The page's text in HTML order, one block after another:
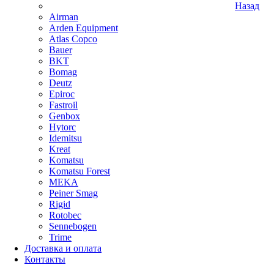
Назад
Airman
Arden Equipment
Atlas Сopco
Bauer
BKT
Bomag
Deutz
Epiroc
Fastroil
Genbox
Hytorc
Idemitsu
Kreat
Komatsu
Komatsu Forest
MEKA
Peiner Smag
Rigid
Rotobec
Sennebogen
Trime
Доставка и оплата
Контакты